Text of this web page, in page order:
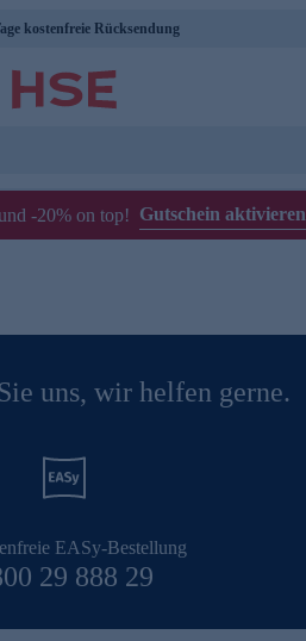
kostenfreie Rücksendung
-20% on top! Gutschein aktivieren
uns, wir helfen gerne.
EASy-Bestellung
29 888 29